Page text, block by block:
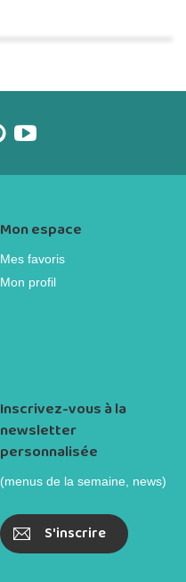
Mon espace
Mes favoris
Mon profil
Inscrivez-vous à la
newsletter
personnalisée
(menus de la semaine, news)
S'inscrire